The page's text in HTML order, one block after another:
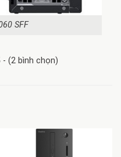
SFF
- (2 bình chọn)